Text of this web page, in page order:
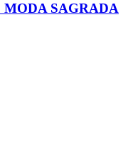
SAGRADA